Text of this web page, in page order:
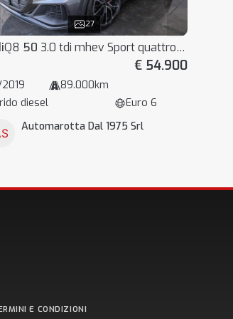
27
Q8 50 3.0 tdi mhev Sport quattro tiptronic
€ 54.900
89.000km
diesel
Euro 6
Automarotta Dal 1975 Srl
E CONDIZIONI